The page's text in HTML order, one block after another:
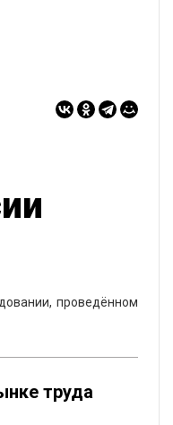
проведённом
труда